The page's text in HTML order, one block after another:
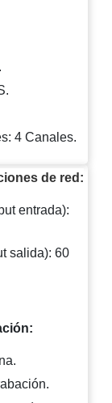
4 Canales.
de red:
entrada):
salida): 60